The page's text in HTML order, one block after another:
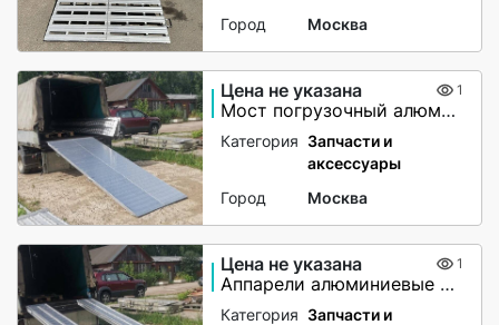
Город
Москва
Цена не указана 1
Мост погрузочный алюминиевый
Категория Запчасти и
аксессуары
Город
Москва
Цена не указана 1
Аппарели алюминиевые 6000 кг
Категория Запчасти и